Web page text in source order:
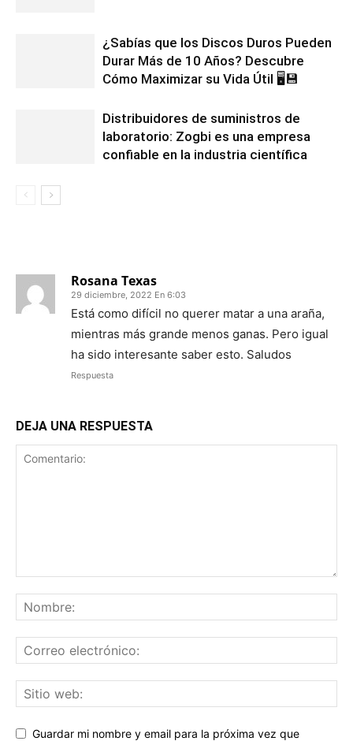
¿Sabías que los Discos Duros Pueden
Durar Más de 10 Años? Descubre
Cómo Maximizar su Vida Útil 🖥️💾
Distribuidores de suministros de
laboratorio: Zogbi es una empresa
confiable en la industria científica
Rosana Texas
29 diciembre, 2022 En 6:03
Está como difícil no querer matar a una araña,
mientras más grande menos ganas. Pero igual
ha sido interesante saber esto. Saludos
Respuesta
DEJA UNA RESPUESTA
Guardar mi nombre y email para la próxima vez que